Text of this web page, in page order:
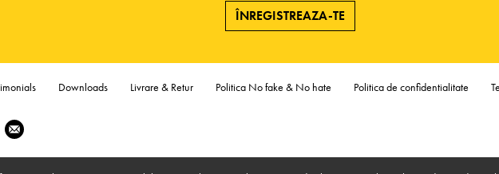
ÎNREGISTREAZA-TE
Downloads Livrare & Retur Politica No fake & No hate Politica de confidentialitate